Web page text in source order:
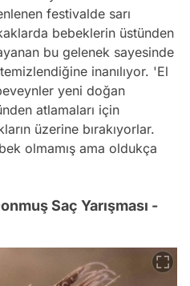
festivalde sarı
bebeklerin üstünden
bu gelenek sayesinde
inanılıyor. 'El
yeni doğan
atlamaları için
üzerine bırakıyorlar.
olmamış ama oldukça
Saç Yarışması -